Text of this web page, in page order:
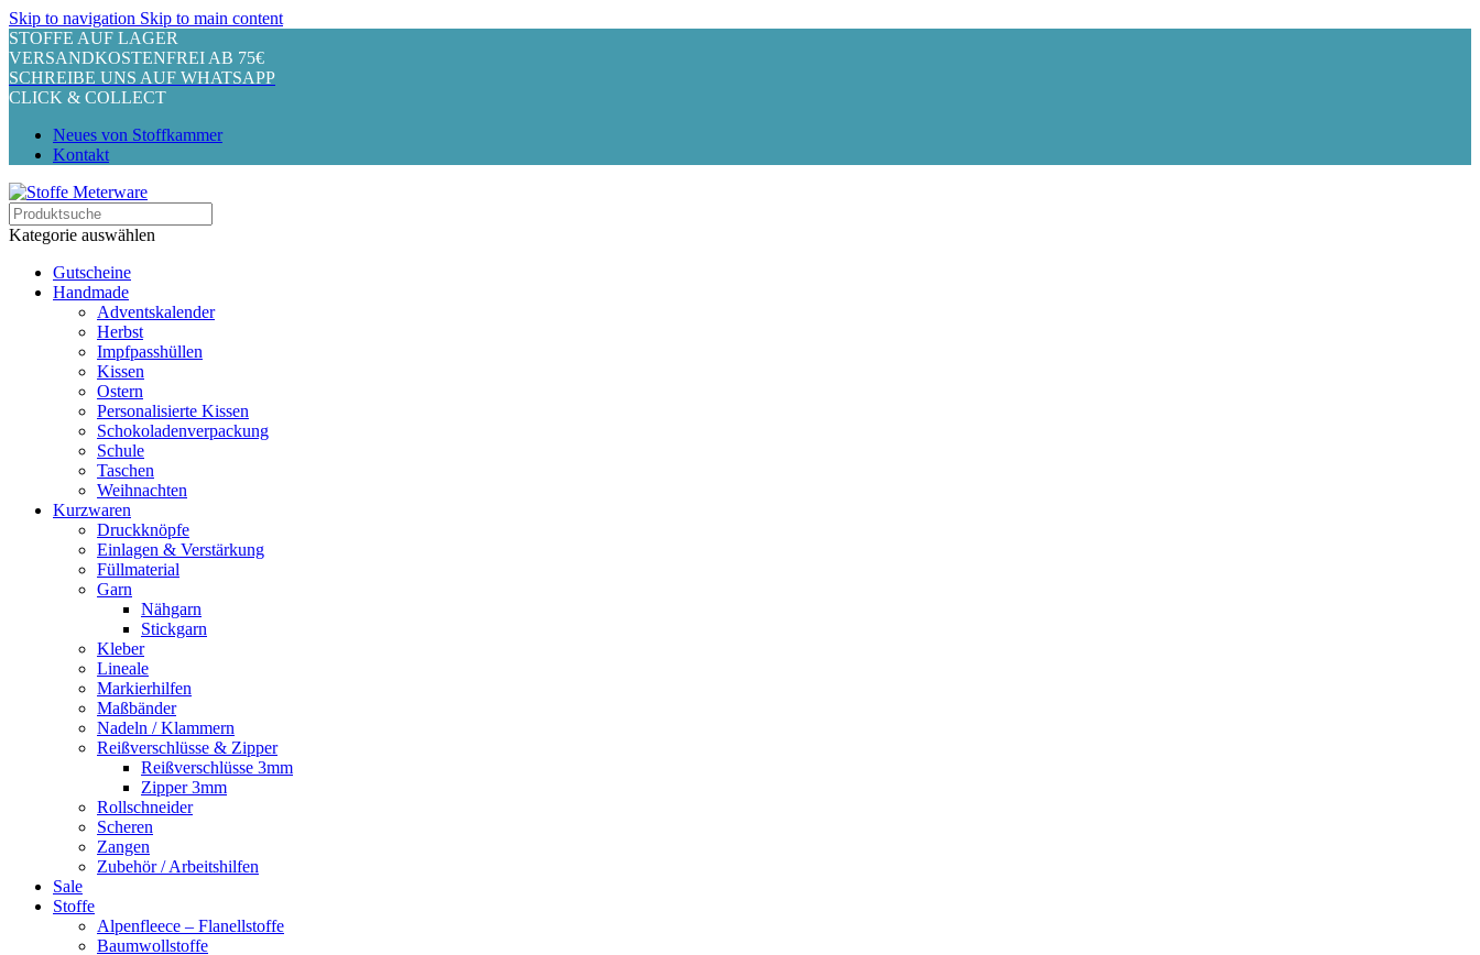
Skip to navigation Skip to main content
STOFFE AUF LAGER
VERSANDKOSTENFREI AB 75€
SCHREIBE UNS AUF WHATSAPP
CLICK & COLLECT
Neues von Stoffkammer
Kontakt
Kategorie auswählen
Gutscheine
Handmade
Adventskalender
Herbst
Impfpasshüllen
Kissen
Ostern
Personalisierte Kissen
Schokoladenverpackung
Schule
Taschen
Weihnachten
Kurzwaren
Druckknöpfe
Einlagen & Verstärkung
Füllmaterial
Garn
Nähgarn
Stickgarn
Kleber
Lineale
Markierhilfen
Maßbänder
Nadeln / Klammern
Reißverschlüsse & Zipper
Reißverschlüsse 3mm
Zipper 3mm
Rollschneider
Scheren
Zangen
Zubehör / Arbeitshilfen
Sale
Stoffe
Alpenfleece – Flanellstoffe
Baumwollstoffe